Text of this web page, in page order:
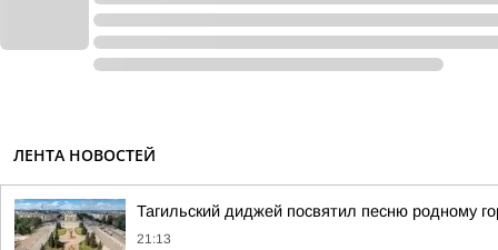
ЛЕНТА НОВОСТЕЙ
Тагильский диджей посвятил песню родному
21:13